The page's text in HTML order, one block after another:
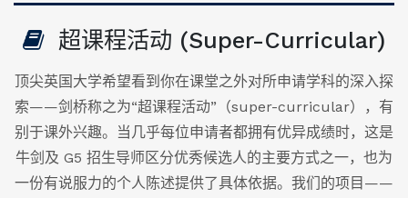
超课程活动 (Super-Curricular)
顶尖英国大学希望看到你在课堂之外对所申请学科的深入探
索——剑桥称之为“超课程活动”（super-curricular），有
别于课外兴趣。当几乎每位申请者都拥有优异成绩时，这是
牛剑及 G5 招生导师区分优秀候选人的主要方式之一，也为
一份有说服力的个人陈述提供了具体依据。我们的项目——